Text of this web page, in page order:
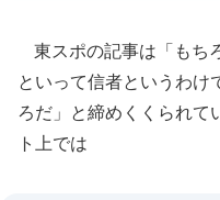
東スポの記事は「もち
といって信者というわけ
ろだ」と締めくくられて
ト上では